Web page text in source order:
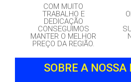
COM MUITO
TRABALHO E
DEDICAÇÃO
CONSEGUIMOS
MANTER O MELHOR
PREÇO DA REGIÃO.
SOBRE A NOSSA